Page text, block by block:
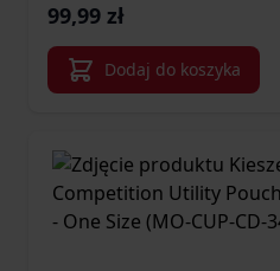
99,99 zł
Dodaj do koszyka